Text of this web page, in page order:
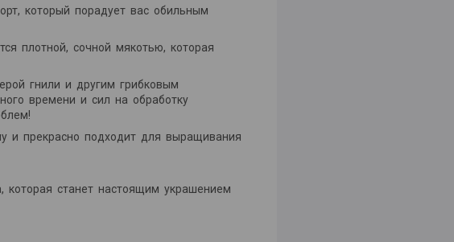
который порадует вас обильным
плотной, сочной мякотью, которая
гнили и другим грибковым
времени и сил на обработку
и прекрасно подходит для выращивания
которая станет настоящим украшением